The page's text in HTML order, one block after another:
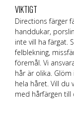
VIKTIGT
Directions färger
handdukar,
inte vill ha färgat.
felblekning,
föremål. Vi
hår är olika.
hela håret. Vill du
med hårfärgen till